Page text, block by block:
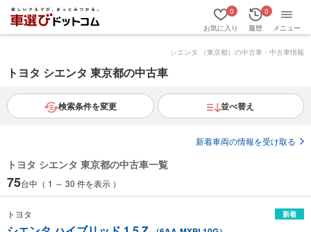
お気に入り
0
履歴
0
メニュー
シエンタ （東京都）の中古車・中古車情報
トヨタ シエンタ 東京都の中古車
検索条件を変更 並べ替え
新着車両の情報を受け取る
トヨタ シエンタ 東京都の中古車一覧
75台中（ 1 ～ 30 件を表示 ）
トヨタ 新着